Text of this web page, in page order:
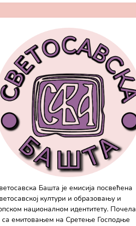
Башта је емисија посвећена
култури и образовању и
националном идентитету. Почела
са емитовањем на Сретење Господње